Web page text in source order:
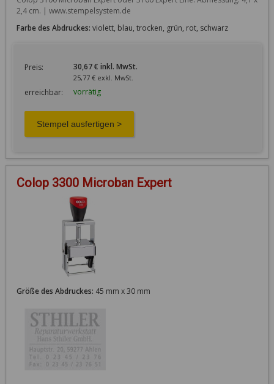
2,4 cm. | www.stempelsystem.de
Farbe des Abdruckes: violett, blau, trocken, grün, rot, schwarz
Preis: 30,67 € inkl. MwSt.
25,77 € exkl. MwSt.
erreichbar: vorrätig
Colop 3300 Microban Expert
Größe des Abdruckes: 45 mm x 30 mm